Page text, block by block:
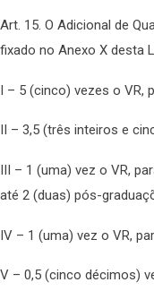
Art. 15. O Adicional de
fixado no Anexo X desta
I – 5 (cinco) vezes o VR,
II – 3,5 (três inteiros e
III – 1 (uma) vez o VR,
até 2 (duas) pós-
IV – 1 (uma) vez o VR,
V – 0,5 (cinco décimos)